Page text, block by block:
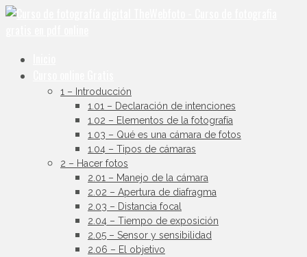
1 – Introducción
1.01 – Declaración de intenciones
1.02 – Elementos de la fotografía
1.03 – Qué es una cámara de fotos
1.04 – Tipos de cámaras
2 – Hacer fotos
2.01 – Manejo de la cámara
2.02 – Apertura de diafragma
2.03 – Distancia focal
2.04 – Tiempo de exposición
2.05 – Sensor y sensibilidad
2.06 – El objetivo